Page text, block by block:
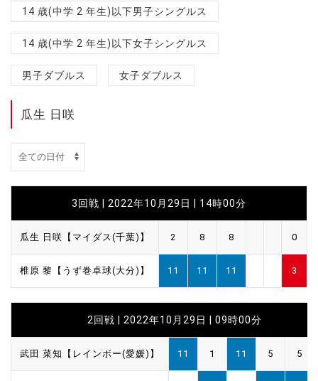
14 歳(中学 2 年生)以下男子シングルス
14 歳(中学 2 年生)以下女子シングルス
男子ダブルス 女子ダブルス
瓜生 日咲
3回戦 | 2022年10月29日 | 14時00分
瓜生 日咲【マイダス(千葉)】 2 8 8 0
椎原 黎【うず巻卓球(大分)】 11 11 11 3
2回戦 | 2022年10月29日 | 09時00分
武田 菜知【レインボー(愛媛)】 11 1 11 5 5